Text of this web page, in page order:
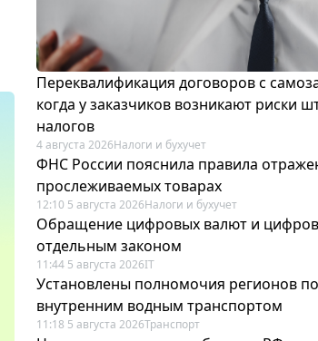
Переквалификация договоров с
когда у заказчиков возникают риски
налогов
4 августа 2026Налоги и бухучет
ФНС России пояснила правила
прослеживаемых товарах
12:10 5 августа 2026Налоги и бухучет
Обращение цифровых валют и
отдельным законом
11:44 5 августа 2026IT
Установлены полномочия регионов
внутренним водным транспортом
11:18 5 августа 2026Транспорт